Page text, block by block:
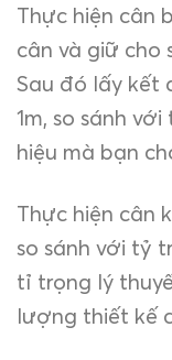
Thực hiện cân
cân và giữ cho
Sau đó lấy kết
1m, so sánh
hiệu mà bạn
Thực hiện cân
so sánh với tỷ
tỉ trọng lý
lượng thiết kế